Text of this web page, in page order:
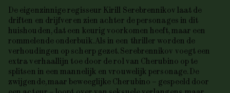
De eigenzinnige regisseur Kirill Serebrennikov laat de
driften en drijfveren zien achter de personages in dit
huishouden, dat een keurig voorkomen heeft, maar een
rommelende onderbuik. Als in een thriller worden de
verhoudingen op scherp gezet. Serebrennikov voegt een
extra verhaallijn toe door de rol van Cherubino op te
splitsen in een mannelijk en vrouwelijk personage. De
zwijgende, maar beweeglijke Cherubino – gespeeld door